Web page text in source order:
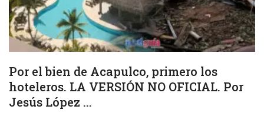
Por el bien de Acapulco, primero los
hoteleros. LA VERSIÓN NO OFICIAL. Por
Jesús López ...